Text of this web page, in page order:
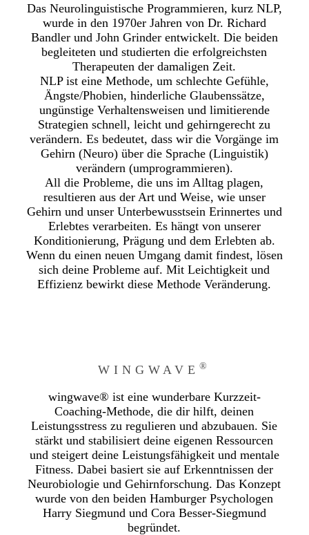
Das Neurolinguistische Programmieren, kurz NLP,
wurde in den 1970er Jahren von Dr. Richard
Bandler und John Grinder entwickelt. Die beiden
begleiteten und studierten die erfolgreichsten
Therapeuten der damaligen Zeit.
NLP ist eine Methode, um schlechte Gefühle,
Ängste/Phobien, hinderliche Glaubenssätze,
ungünstige Verhaltensweisen und limitierende
Strategien schnell, leicht und gehirngerecht zu
verändern. Es bedeutet, dass wir die Vorgänge im
Gehirn (Neuro) über die Sprache (Linguistik)
verändern (umprogrammieren).
All die Probleme, die uns im Alltag plagen,
resultieren aus der Art und Weise, wie unser
Gehirn und unser Unterbewusstsein Erinnertes und
Erlebtes verarbeiten. Es hängt von unserer
Konditionierung, Prägung und dem Erlebten ab.
Wenn du einen neuen Umgang damit findest, lösen
sich deine Probleme auf. Mit Leichtigkeit und
Effizienz bewirkt diese Methode Veränderung.
WINGWAVE ®
wingwave® ist eine wunderbare Kurzzeit-
Coaching-Methode, die dir hilft, deinen
Leistungsstress zu regulieren und abzubauen. Sie
stärkt und stabilisiert deine eigenen Ressourcen
und steigert deine Leistungsfähigkeit und mentale
Fitness. Dabei basiert sie auf Erkenntnissen der
Neurobiologie und Gehirnforschung. Das Konzept
wurde von den beiden Hamburger Psychologen
Harry Siegmund und Cora Besser-Siegmund
begründet.